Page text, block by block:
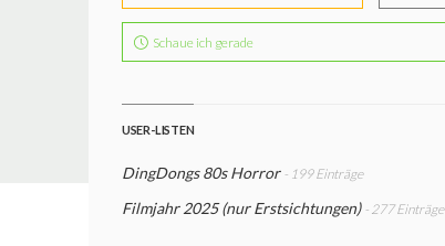
Schaue ich gerade
USER-LISTEN
DingDongs 80s Horror - 199 Einträge
Filmjahr 2025 (nur Erstsichtungen) - 277 Einträge